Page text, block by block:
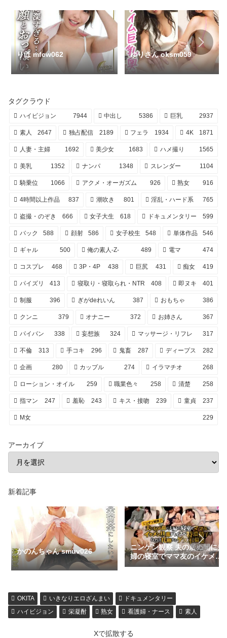
りほ mfcw062 ゆりさん oksm059
タグクラウド
ハイビジョン 7944 中出し 5386 巨乳 2937
素人 2647 独占配信 2189 フェラ 1934 4K 1871
人妻・主婦 1692 美少女 1683 ハメ撮り 1565
美乳 1352 ナンパ 1348 スレンダー 1104
騎乗位 1066 アクメ・オーガズム 926 熟女 916
4時間以上作品 837 潮吹き 801 淫乱・ハード系 765
盗撮・のぞき 666 女子大生 618 ドキュメンタリー 599
バック 588 顔射 586 女子校生 548 単体作品 546
ギャル 500 俺の素人-Z- 489 電マ 474
コスプレ 468 3P・4P 438 巨尻 431 痴女 419
パイズリ 413 寝取り・寝取られ・NTR 408 即ヌキ 401
制服 396 ぎがdeれいん 387 おもちゃ 386
クンニ 379 オナニー 372 お姉さん 367
パイパン 338 妄想族 324 マッサージ・リフレ 317
不倫 313 手コキ 296 鬼畜 287 ディープス 282
企画 280 カップル 274 イラマチオ 268
ローション・オイル 259 職業色々 258 清楚 258
指マン 247 羞恥 243 キス・接吻 239 童貞 237
M女 229
アーカイブ
新着記事
かのんちゃん smuv026
ニンゲン観察 夫の居ぬ間に夫
婦の寝室でママ友のイケメン
旦那ハイスぺ特濃精子をねだ
OKITA いきなりエロざんまい
ドキュメンタリー
ハイビジョン
栄凝酎 熟女 看護婦・ナース 素人
Xで拡散する